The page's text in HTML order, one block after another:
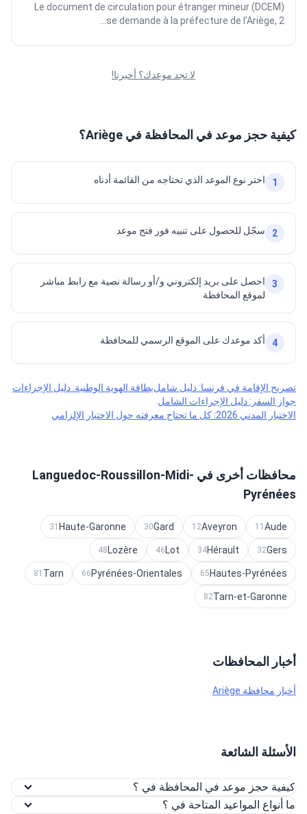
Le document de circulation pour étranger mineur (DCEM)
se demande à la préfecture de l'Ariège, 2...
لا تجد موعدك؟ أخبرنا!
كيفية حجز موعد في المحافظة في Ariège؟
1 اختر نوع الموعد الذي تحتاجه من القائمة أدناه
2 سجّل للحصول على تنبيه فور فتح موعد
3
احصل على بريد إلكتروني و/أو رسالة نصية مع رابط مباشر
لموقع المحافظة
4 أكد موعدك على الموقع الرسمي للمحافظة
تصريح الإقامة في فرنسا: دليل شاملبطاقة الهوية الوطنية: دليل الإجراءات
جواز السفر: دليل الإجراءات الشامل
الاختبار المدني 2026: كل ما تحتاج معرفته حول الاختبار الإلزامي
محافظات أخرى في Languedoc-Roussillon-Midi-
Pyrénées
Aude
11
Aveyron
12
Gard
30
Haute-Garonne
31
Gers
32
Hérault
34
Lot
46
Lozère
48
Hautes-Pyrénées
65
Pyrénées-Orientales
66
Tarn
81
Tarn-et-Garonne
82
أخبار المحافظات
أخبار محافظة Ariège
الأسئلة الشائعة
كيفية حجز موعد في المحافظة في ؟
ما أنواع المواعيد المتاحة في ؟